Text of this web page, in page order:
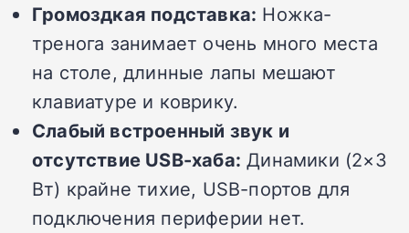
Громоздкая подставка: Ножка-
тренога занимает очень много места
на столе, длинные лапы мешают
клавиатуре и коврику.
Слабый встроенный звук и
отсутствие USB-хаба: Динамики (2×3
Вт) крайне тихие, USB-портов для
подключения периферии нет.